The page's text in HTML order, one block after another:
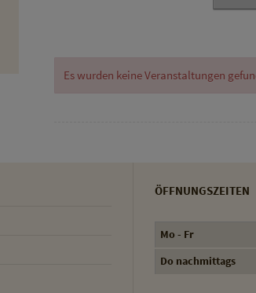
Es wurden keine Veranstaltungen
ÖFFNUNGSZEITEN
Mo - Fr
Do nachmittags